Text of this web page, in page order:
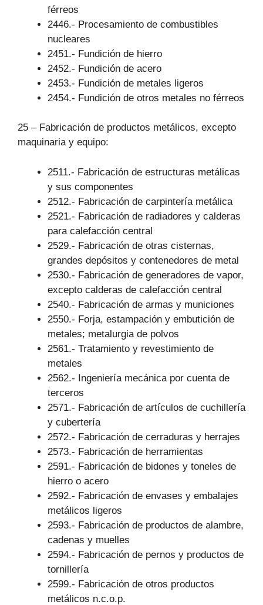
férreos
2446.- Procesamiento de combustibles
nucleares
2451.- Fundición de hierro
2452.- Fundición de acero
2453.- Fundición de metales ligeros
2454.- Fundición de otros metales no férreos
25 – Fabricación de productos metálicos, excepto
maquinaria y equipo:
2511.- Fabricación de estructuras metálicas
y sus componentes
2512.- Fabricación de carpintería metálica
2521.- Fabricación de radiadores y calderas
para calefacción central
2529.- Fabricación de otras cisternas,
grandes depósitos y contenedores de metal
2530.- Fabricación de generadores de vapor,
excepto calderas de calefacción central
2540.- Fabricación de armas y municiones
2550.- Forja, estampación y embutición de
metales; metalurgia de polvos
2561.- Tratamiento y revestimiento de
metales
2562.- Ingeniería mecánica por cuenta de
terceros
2571.- Fabricación de artículos de cuchillería
y cubertería
2572.- Fabricación de cerraduras y herrajes
2573.- Fabricación de herramientas
2591.- Fabricación de bidones y toneles de
hierro o acero
2592.- Fabricación de envases y embalajes
metálicos ligeros
2593.- Fabricación de productos de alambre,
cadenas y muelles
2594.- Fabricación de pernos y productos de
tornillería
2599.- Fabricación de otros productos
metálicos n.c.o.p.